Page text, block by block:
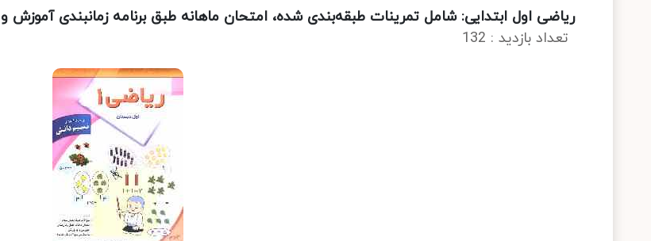
ریاضی اول ابتدایی: شامل تمرینات طبقه‌بندی شده، امتحان ماهانه طبق برنامه زمانبندی آموزش
تعداد بازدید : 132